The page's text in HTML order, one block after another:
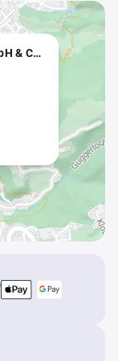
Walter Maccani Gesellschaft mbH & Co KG